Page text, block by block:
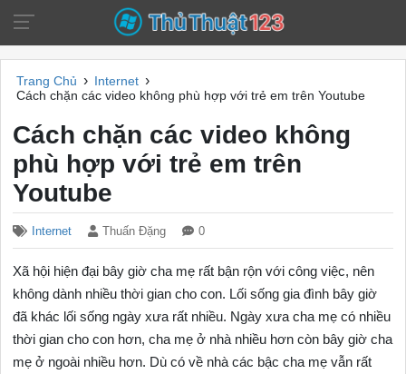
Trang Chủ › Internet ›
Cách chặn các video không phù hợp với trẻ em trên Youtube
Cách chặn các video không
phù hợp với trẻ em trên
Youtube
Internet Thuấn Đặng 0
Xã hội hiện đại bây giờ cha mẹ rất bận rộn với công việc, nên
không dành nhiều thời gian cho con. Lối sống gia đình bây giờ
đã khác lối sống ngày xưa rất nhiều. Ngày xưa cha mẹ có nhiều
thời gian cho con hơn, cha mẹ ở nhà nhiều hơn còn bây giờ cha
mẹ ở ngoài nhiều hơn. Dù có về nhà các bậc cha mẹ vẫn rất